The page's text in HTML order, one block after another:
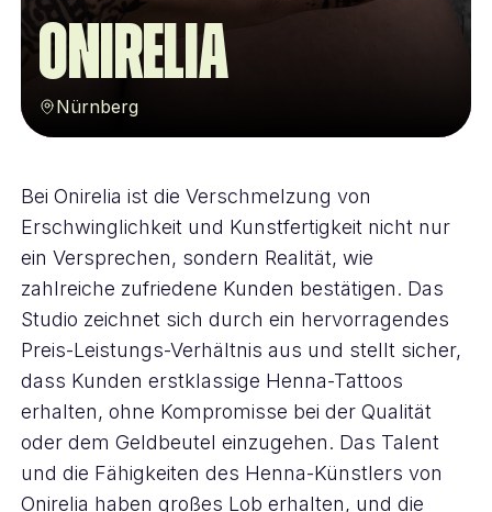
Onirelia
Nürnberg
Bei Onirelia ist die Verschmelzung von
Erschwinglichkeit und Kunstfertigkeit nicht nur
ein Versprechen, sondern Realität, wie
zahlreiche zufriedene Kunden bestätigen. Das
Studio zeichnet sich durch ein hervorragendes
Preis-Leistungs-Verhältnis aus und stellt sicher,
dass Kunden erstklassige Henna-Tattoos
erhalten, ohne Kompromisse bei der Qualität
oder dem Geldbeutel einzugehen. Das Talent
und die Fähigkeiten des Henna-Künstlers von
Onirelia haben großes Lob erhalten, und die